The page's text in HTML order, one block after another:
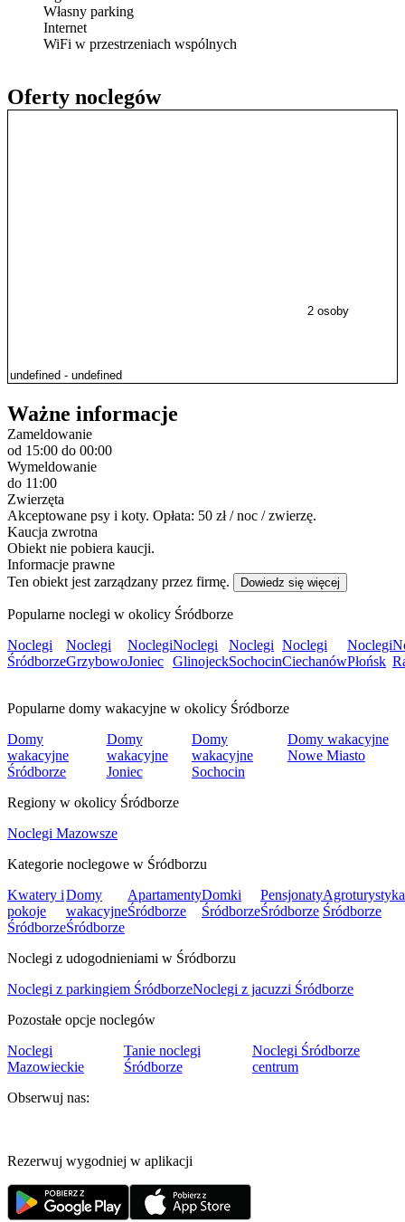
Oferty noclegów
2 osoby
Własny parking
Internet
WiFi w przestrzeniach wspólnych
Ważne informacje
Zameldowanie
od 15:00 do 00:00
Wymeldowanie
do 11:00
Zwierzęta
Akceptowane psy i koty. Opłata: 50 zł / noc / zwierzę.
Kaucja zwrotna
Obiekt nie pobiera kaucji.
Informacje prawne
Ten obiekt jest zarządzany przez firmę.
Dowiedz się więcej
Popularne noclegi w okolicy Śródborze
Noclegi
Śródborze
Noclegi
Grzybowo
Noclegi
Joniec
Noclegi
Glinojeck
Noclegi
Sochocin
Noclegi
Ciechanów
Noclegi
Płońsk
Popularne domy wakacyjne w okolicy Śródborze
Domy
wakacyjne
Śródborze
Domy
wakacyjne
Joniec
Domy
wakacyjne
Sochocin
Domy wakacyjne
Nowe Miasto
Regiony w okolicy Śródborze
Noclegi Mazowsze
Kategorie noclegowe w Śródborzu
Kwatery i
pokoje
Śródborze
Domy
wakacyjne
Śródborze
Apartamenty
Śródborze
Domki
Śródborze
Pensjonaty
Śródborze
Agroturystyka
Śródborze
Noclegi z udogodnieniami w Śródborzu
Noclegi z parkingiem ŚródborzeNoclegi z jacuzzi Śródborze
Pozostałe opcje noclegów
Noclegi
Mazowieckie
Tanie noclegi
Śródborze
Noclegi Śródborze
centrum
Obserwuj nas:
Rezerwuj wygodniej w aplikacji